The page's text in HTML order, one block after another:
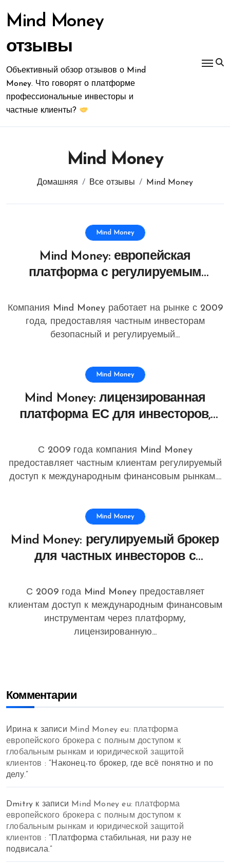
содержимому
Mind Money
отзывы
Объективный обзор отзывов о Mind
Money. Что говорят о платформе
профессиональные инвесторы и
частные клиенты?
Mind Money
Домашняя Все отзывы Mind Money
Mind Money
Mind Money: европейская
платформа с регулируемым
комплексной поддержкой
клиентов
Компания Mind Money работает на рынке с 2009
года, предоставляя частным инвесторам
безопасный и регулируемый...
Mind Money
Mind Money: лицензированная
платформа ЕС для инвесторов,
стабильность и
профессиональный подход
С 2009 года компания Mind Money
предоставляет частным клиентам регулируемый
доступ к международным финансовым рынкам....
Mind Money
Mind Money: регулируемый брокер
для частных инвесторов с
стабильность и безопасность
С 2009 года Mind Money предоставляет
клиентам доступ к международным финансовым
инструментам через платформу,
лицензированную...
Комментарии
Ирина к записи Mind Money eu: платформа
европейского брокера с полным доступом к
глобальным рынкам и юридической защитой
клиентов : “Наконец-то брокер, где всё понятно и по
делу.”
Dmitry к записи Mind Money eu: платформа
европейского брокера с полным доступом к
глобальным рынкам и юридической защитой
клиентов : “ Платформа стабильная, ни разу не
подвисала.”